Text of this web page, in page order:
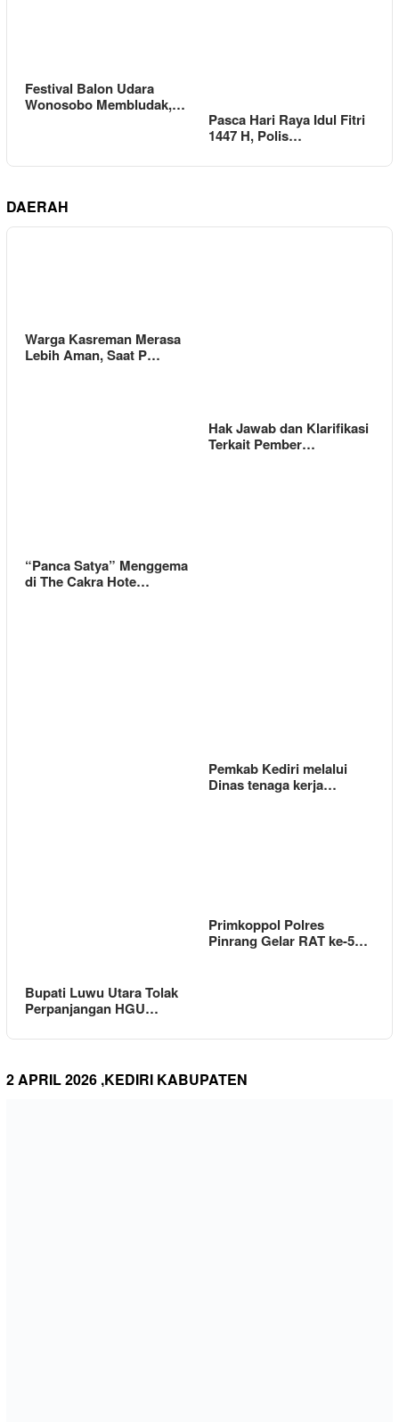
Festival Balon Udara
Wonosobo Membludak,…
Pasca Hari Raya Idul Fitri
1447 H, Polis…
DAERAH
Warga Kasreman Merasa
Lebih Aman, Saat P…
Hak Jawab dan Klarifikasi
Terkait Pember…
“Panca Satya” Menggema
di The Cakra Hote…
Pemkab Kediri melalui
Dinas tenaga kerja…
Bupati Luwu Utara Tolak
Perpanjangan HGU…
Primkoppol Polres
Pinrang Gelar RAT ke-5…
2 APRIL 2026 ,KEDIRI KABUPATEN